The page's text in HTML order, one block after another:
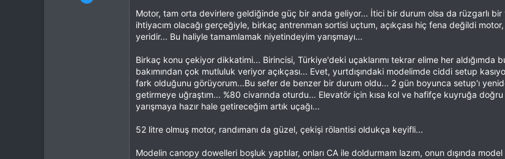
Mesajlar
Motor, tam orta devirlere geldiğinde güç bir anda geliyor... İtici bir durum olsa da rüzgarlı bir
ihtiyacım olacağı gerçeğiyle, birkaç antrenman sortisi uçtum, açıkçası hiç fena değildi
yeridir... Bu haliyle tamamlamak niyetindeyim yarışmayı...
Birkaç konu çekiyor dikkatimi... Birincisi, Türkiye'deki uçaklarımı tekrar elime her aldığımda
bakımından çok mutluluk veriyor açıkçası... Evet, yurtdışındaki modelimde ciddi setup
fark olduğunu görüyorum...Bu sefer de benzer bir durum oldu... 2 gün boyunca setup'ı
getirmeye uğraştım... %80 civarında oturdu... Elevatör için kısa kol ve hafifçe kuyruğa
yarışmaya hazır hale getireceğim artık uçağı...
52 litre olmuş motor, randımanı da güzel, çekişi rölantisi oldukça keyifli...
Modelin canopy dowelleri boşluk yaptılar, onları CA ile doldurmam lazım, onun dışında